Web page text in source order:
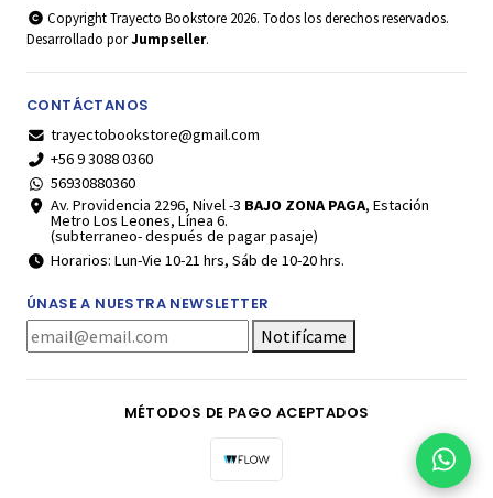
Copyright Trayecto Bookstore 2026. Todos los derechos reservados.
Desarrollado porJumpseller.
CONTÁCTANOS
trayectobookstore@gmail.com
+56 9 3088 0360
56930880360
Av. Providencia 2296, Nivel -3 BAJO ZONA PAGA, Estación
Metro Los Leones, Línea 6.
(subterraneo- después de pagar pasaje)
Horarios: Lun-Vie 10-21 hrs, Sáb de 10-20 hrs.
ÚNASE A NUESTRA NEWSLETTER
Notifícame
MÉTODOS DE PAGO ACEPTADOS